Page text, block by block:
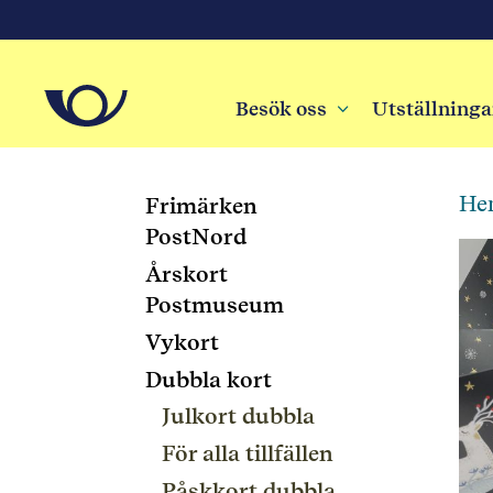
Besök oss 3
Frimärken
PostNord
Årskort
Postmuseum
Vykort
Dubbla kort
Julkort dubbla
För alla tillfällen